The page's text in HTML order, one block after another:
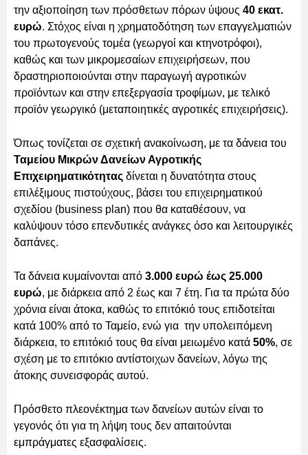
την αξιοποίηση των πρόσθετων πόρων ύψους 40 εκατ.
ευρώ. Στόχος είναι η χρηματοδότηση των επαγγελματιών
του πρωτογενούς τομέα (γεωργοί και κτηνοτρόφοι),
καθώς και των μικρομεσαίων επιχειρήσεων, που
δραστηριοποιούνται στην παραγωγή αγροτικών
προϊόντων και στην επεξεργασία τροφίμων, με τελικό
προϊόν γεωργικό (μεταποιητικές αγροτικές επιχειρήσεις).
Όπως τονίζεται σε σχετική ανακοίνωση, με τα δάνεια του
Ταμείου Μικρών Δανείων Αγροτικής
Επιχειρηματικότητας δίνεται η δυνατότητα στους
επιλέξιμους πιστούχους, βάσει του επιχειρηματικού
σχεδίου (business plan) που θα καταθέσουν, να
καλύψουν τόσο επενδυτικές ανάγκες όσο και λειτουργικές
δαπάνες.
Τα δάνεια κυμαίνονται από 3.000 ευρώ έως 25.000
ευρώ, με διάρκεια από 2 έως και 7 έτη. Για τα πρώτα δύο
χρόνια είναι άτοκα, καθώς το επιτόκιό τους επιδοτείται
κατά 100% από το Ταμείο, ενώ για την υπολειπόμενη
διάρκεια, το επιτόκιό τους θα είναι μειωμένο κατά 50%, σε
σχέση με το επιτόκιο αντίστοιχων δανείων, λόγω της
άτοκης συνεισφοράς αυτού.
Πρόσθετο πλεονέκτημα των δανείων αυτών είναι το
γεγονός ότι για τη λήψη τους δεν απαιτούνται
εμπράγματες εξασφαλίσεις.